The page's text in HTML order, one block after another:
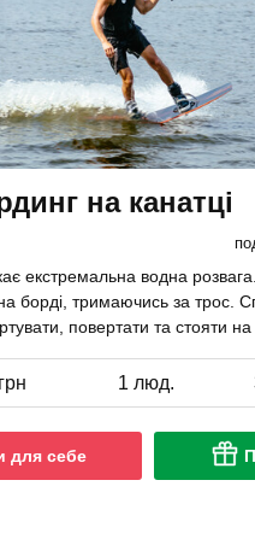
на канатці
екстремальна водна
на борді, тримаючись за трос.
повертати та стояти на
1 люд.
для себе